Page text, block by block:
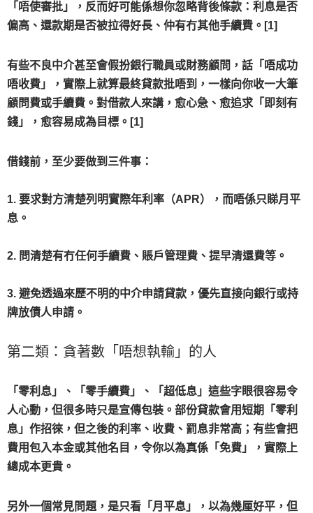
「唔使審批」，反而好可能係想你忽略背後條款：利息是否
偏高、還款期是否被拉得好長、仲有冇其他手續費。[1]
有些不良中介甚至會假扮銀行職員或財務顧問，話「唔成功
唔收費」，實際上就算最終貸款批唔到，一樣向你收一大筆
顧問費或手續費。對借款人來講，愈心急、愈追求「即刻有
錢」，愈容易成為目標。[1]
借錢前，至少要做到三件事：
1. 要求對方清楚列明實際年利率（APR），而唔係只睇月平
息。
2. 問清楚有冇任何手續費、賬戶管理費、提早清還費等。
3. 避免透過來歷不明的中介申請貸款，優先直接向銀行或持
牌放債人申請。
第二類：貪著數「唔想執輸」的人
「零利息」、「零手續費」、「超低息」這些字眼很容易令
人心動，但很多時只是宣傳包裝。部份貸款會用短期「零利
息」作招徠，但之後的利率、收費、罰息非常高；有些會把
費用包入本金或其他名目，令你以為真係「免費」，實際上
總成本更貴。
另外一個常見問題，是只看「月平息」，以為幾厘好平，但